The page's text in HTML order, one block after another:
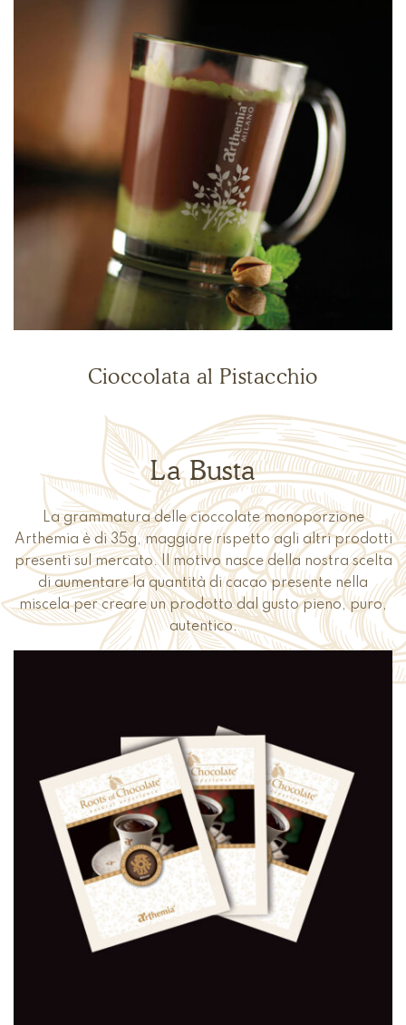
Cioccolata al Pistacchio
La Busta
La grammatura delle cioccolate monoporzione
Arthemia è di 35g, maggiore rispetto agli altri prodotti
presenti sul mercato. Il motivo nasce della nostra scelta
di aumentare la quantità di cacao presente nella
miscela per creare un prodotto dal gusto pieno, puro,
autentico.